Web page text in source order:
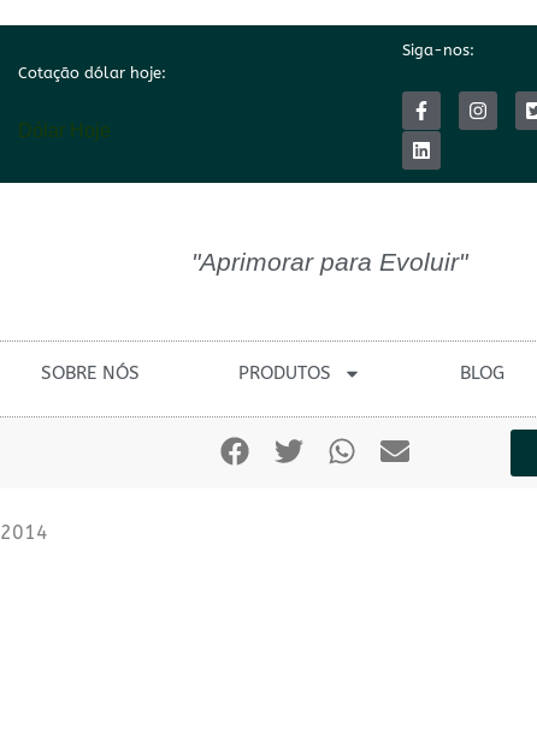
Cotação dólar hoje:
Dólar Hoje
Siga-nos:
"Aprimorar para Evoluir"
SOBRE NÓS PRODUTOS BLOG
2014